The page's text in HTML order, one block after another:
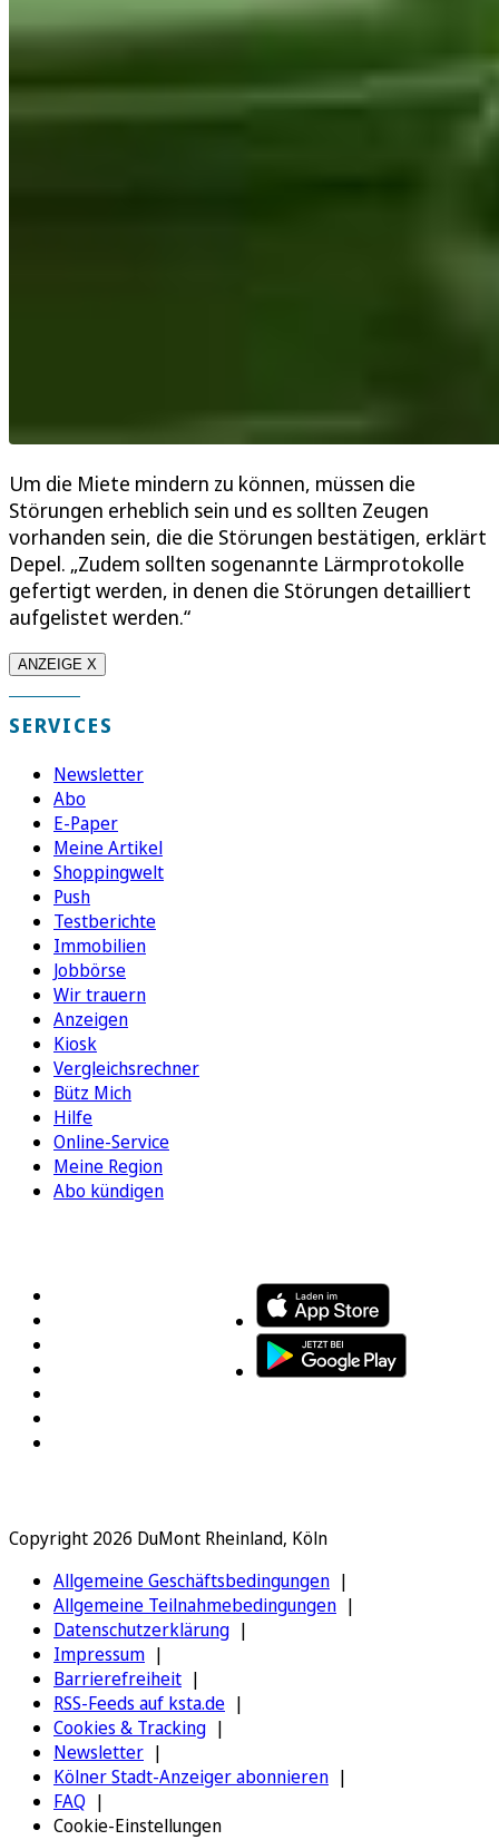
Um die Miete mindern zu können, müssen die
Störungen erheblich sein und es sollten Zeugen
vorhanden sein, die die Störungen bestätigen, erklärt
Depel. „Zudem sollten sogenannte Lärmprotokolle
gefertigt werden, in denen die Störungen detailliert
aufgelistet werden.“
ANZEIGE X
SERVICES
Newsletter
Abo
E-Paper
Meine Artikel
Shoppingwelt
Push
Testberichte
Immobilien
Jobbörse
Wir trauern
Anzeigen
Kiosk
Vergleichsrechner
Bütz Mich
Hilfe
Online-Service
Meine Region
Abo kündigen
Copyright 2026 DuMont Rheinland, Köln
Allgemeine Geschäftsbedingungen
Allgemeine Teilnahmebedingungen
Datenschutzerklärung
Impressum
Barrierefreiheit
RSS-Feeds auf ksta.de
Cookies & Tracking
Newsletter
Kölner Stadt-Anzeiger abonnieren
FAQ
Cookie-Einstellungen